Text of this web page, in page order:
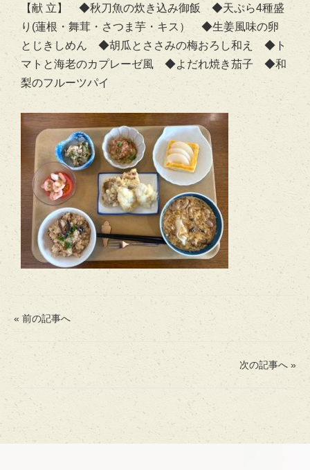
【献 立】 ◆秋刀魚の炊き込み御飯 ◆天ぷら4種盛
り(蓮根・舞茸・さつま芋・キス） ◆生姜風味の卵
とじきしめん ◆胡瓜とささみの梅おろし和え ◆ト
マトと海老のカプレーゼ風 ◆よだれ焼き茄子 ◆和
梨のフルーツパイ
« 前の記事へ
次の記事へ »